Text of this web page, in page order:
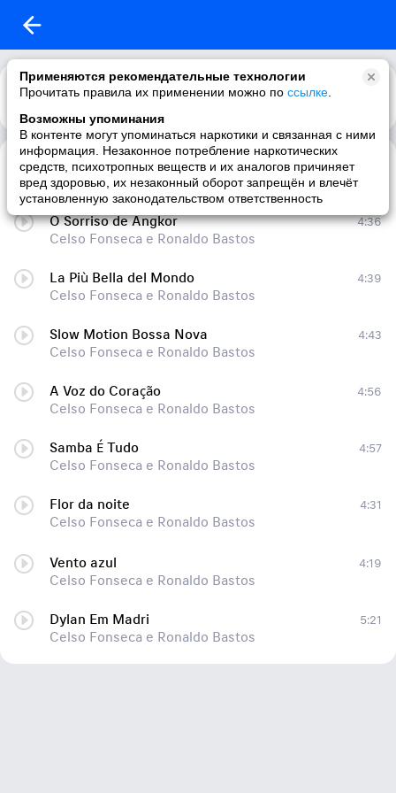
Применяются рекомендательные технологии
Прочитать правила их применении можно по ссылке
Возможны упоминания
В контенте могут упоминаться наркотики и связанная с ними
информация. Незаконное потребление наркотических
средств, психотропных веществ и их аналогов причиняет
вред здоровью, их незаконный оборот запрещён и влечёт
установленную законодательством ответственность
Vento Azul
Celso Fonseca e Ronaldo Bastos
O Sorriso de Angkor
Celso Fonseca e Ronaldo Bastos
4:36
La Più Bella del Mondo
Celso Fonseca e Ronaldo Bastos
4:39
Slow Motion Bossa Nova
Celso Fonseca e Ronaldo Bastos
4:43
A Voz do Coração
Celso Fonseca e Ronaldo Bastos
4:56
Samba É Tudo
Celso Fonseca e Ronaldo Bastos
4:57
Flor da noite
Celso Fonseca e Ronaldo Bastos
4:31
Vento azul
Celso Fonseca e Ronaldo Bastos
4:19
Dylan Em Madri
Celso Fonseca e Ronaldo Bastos
5:21